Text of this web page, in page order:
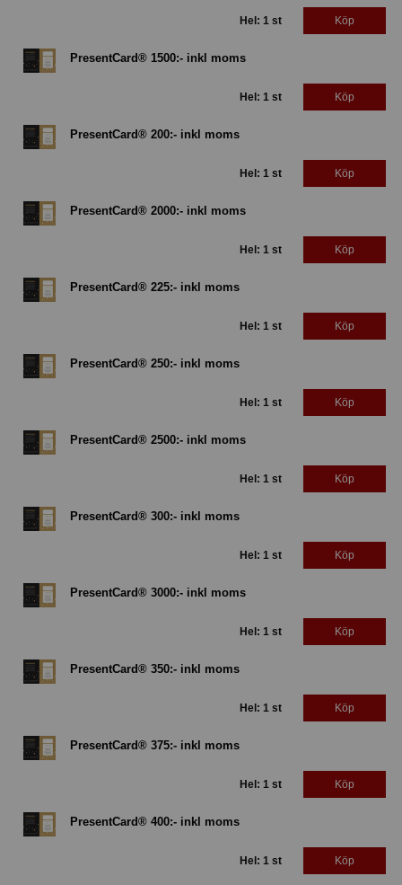
Hel: 1 st Köp
PresentCard® 1500:- inkl moms
Hel: 1 st Köp
PresentCard® 200:- inkl moms
Hel: 1 st Köp
PresentCard® 2000:- inkl moms
Hel: 1 st Köp
PresentCard® 225:- inkl moms
Hel: 1 st Köp
PresentCard® 250:- inkl moms
Hel: 1 st Köp
PresentCard® 2500:- inkl moms
Hel: 1 st Köp
PresentCard® 300:- inkl moms
Hel: 1 st Köp
PresentCard® 3000:- inkl moms
Hel: 1 st Köp
PresentCard® 350:- inkl moms
Hel: 1 st Köp
PresentCard® 375:- inkl moms
Hel: 1 st Köp
PresentCard® 400:- inkl moms
Hel: 1 st Köp